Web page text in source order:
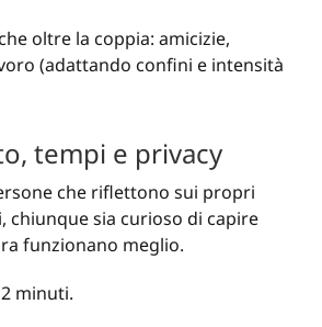
oltre la coppia: amicizie,
(adattando confini e intensità
tempi e privacy
che riflettono sui propri
chiunque sia curioso di capire
funzionano meglio.
minuti.